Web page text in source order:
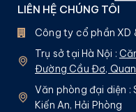
LIÊN HỆ CHÚNG TÔI
Công ty cổ phần XD
Trụ sở tại Hà Nội :
Đường Cầu Đơ,
Văn phòng đại diện :
Kiến An, Hải Phòng